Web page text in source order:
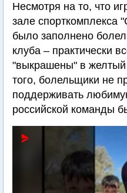
Несмотря на то, что
зале спорткомплекса
было заполнено
клуба – практически
"выкрашены" в
того, болельщики не
поддерживать
российской команды